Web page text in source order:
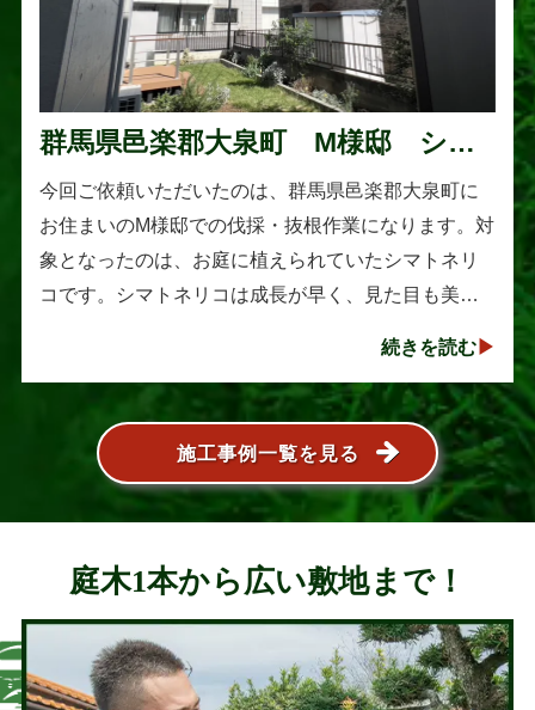
群馬県邑楽郡大泉町 M様邸 シマ
トネリコの伐採と抜根作業
今回ご依頼いただいたのは、群馬県邑楽郡大泉町に
お住まいのM様邸での伐採・抜根作業になります。対
象となったのは、お庭に植えられていたシマトネリ
コです。シマトネリコは成長が早く、見た目も美し
続きを読む
施工事例一覧を見る
庭木1本から広い敷地まで！